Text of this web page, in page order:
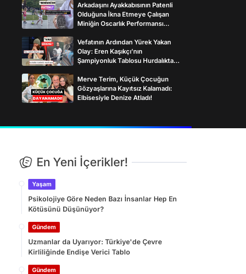
Arkadaşını Ayakkabısının Patenli
Olduğuna İkna Etmeye Çalışan
Miniğin Oscarlık Performansı
Vefatının Ardından Yürek Yakan
Olay: Eren Kaşıkçı’nın
Şampiyonluk Tablosu Hurdalıkta
Merve Terim, Küçük Çocuğun
Gözyaşlarına Kayıtsız Kalamadı:
Elbisesiyle Denize Atladı!
En Yeni İçerikler!
Yaşam
Psikolojiye Göre Neden Bazı İnsanlar Hep En
Kötüsünü Düşünüyor?
Gündem
Uzmanlar da Uyarıyor: Türkiye'de Çevre
Kirliliğinde Endişe Verici Tablo
Gündem